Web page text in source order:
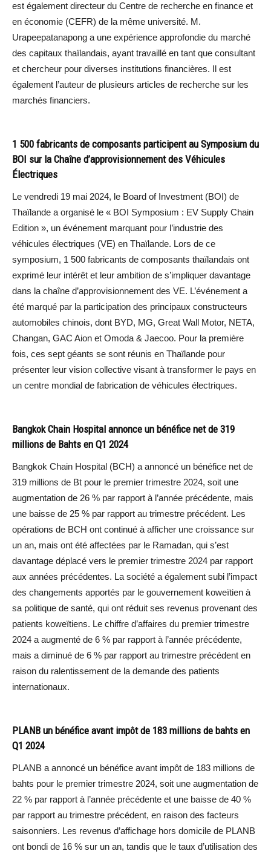
est également directeur du Centre de recherche en finance et
en économie (CEFR) de la même université. M.
Urapeepatanapong a une expérience approfondie du marché
des capitaux thaïlandais, ayant travaillé en tant que consultant
et chercheur pour diverses institutions financières. Il est
également l’auteur de plusieurs articles de recherche sur les
marchés financiers.
1 500 fabricants de composants participent au Symposium du
BOI sur la Chaîne d’approvisionnement des Véhicules
Électriques
Le vendredi 19 mai 2024, le Board of Investment (BOI) de
Thaïlande a organisé le « BOI Symposium : EV Supply Chain
Edition », un événement marquant pour l’industrie des
véhicules électriques (VE) en Thaïlande. Lors de ce
symposium, 1 500 fabricants de composants thaïlandais ont
exprimé leur intérêt et leur ambition de s’impliquer davantage
dans la chaîne d’approvisionnement des VE. L’événement a
été marqué par la participation des principaux constructeurs
automobiles chinois, dont BYD, MG, Great Wall Motor, NETA,
Changan, GAC Aion et Omoda & Jaecoo. Pour la première
fois, ces sept géants se sont réunis en Thaïlande pour
présenter leur vision collective visant à transformer le pays en
un centre mondial de fabrication de véhicules électriques.
Bangkok Chain Hospital annonce un bénéfice net de 319
millions de Bahts en Q1 2024
Bangkok Chain Hospital (BCH) a annoncé un bénéfice net de
319 millions de Bt pour le premier trimestre 2024, soit une
augmentation de 26 % par rapport à l’année précédente, mais
une baisse de 25 % par rapport au trimestre précédent. Les
opérations de BCH ont continué à afficher une croissance sur
un an, mais ont été affectées par le Ramadan, qui s’est
davantage déplacé vers le premier trimestre 2024 par rapport
aux années précédentes. La société a également subi l’impact
des changements apportés par le gouvernement koweïtien à
sa politique de santé, qui ont réduit ses revenus provenant des
patients koweïtiens. Le chiffre d’affaires du premier trimestre
2024 a augmenté de 6 % par rapport à l’année précédente,
mais a diminué de 6 % par rapport au trimestre précédent en
raison du ralentissement de la demande des patients
internationaux.
PLANB un bénéfice avant impôt de 183 millions de bahts en
Q1 2024
PLANB a annoncé un bénéfice avant impôt de 183 millions de
bahts pour le premier trimestre 2024, soit une augmentation de
22 % par rapport à l’année précédente et une baisse de 40 %
par rapport au trimestre précédent, en raison des facteurs
saisonniers. Les revenus d’affichage hors domicile de PLANB
ont bondi de 16 % sur un an, tandis que le taux d’utilisation des